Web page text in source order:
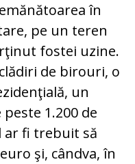
în
pe un teren
fostei uzine.
de birouri, o
un
1.200 de
ar fi trebuit să
şi, cândva, în